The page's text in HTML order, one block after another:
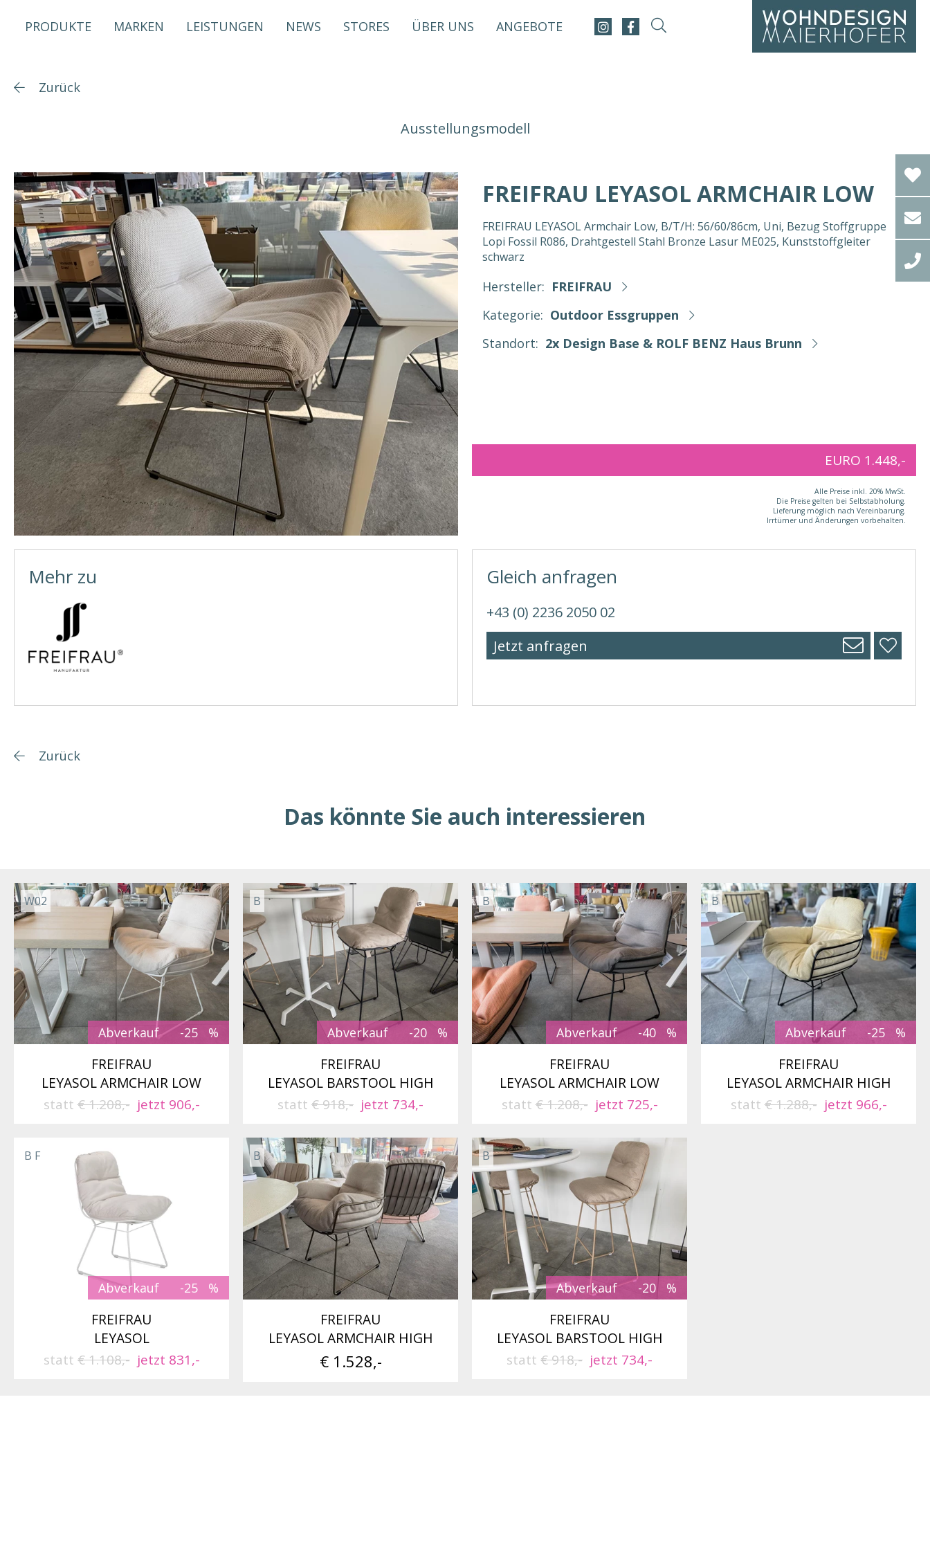
PRODUKTE MARKEN LEISTUNGEN NEWS STORES ÜBER UNS ANGEBOTE
Zurück
Ausstellungsmodell
FREIFRAU LEYASOL ARMCHAIR LOW
FREIFRAU LEYASOL Armchair Low, B/T/H: 56/60/86cm, Uni, Bezug Stoffgruppe
Lopi Fossil R086, Drahtgestell Stahl Bronze Lasur ME025, Kunststoffgleiter
schwarz
Hersteller: FREIFRAU
Kategorie: Outdoor Essgruppen
Standort: 2x Design Base & ROLF BENZ Haus Brunn
EURO 1.448,-
Alle Preise inkl. 20% MwSt.
Die Preise gelten bei Selbstabholung.
Lieferung möglich nach Vereinbarung.
Irrtümer und Änderungen vorbehalten.
Mehr zu Gleich anfragen
+43 (0) 2236 2050 02
Jetzt anfragen
Zurück
Das könnte Sie auch interessieren
Abverkauf -25
W02
FREIFRAU
LEYASOL ARMCHAIR LOW
statt€ 1.208,- jetzt 906,-
Abverkauf -20
B
FREIFRAU
LEYASOL BARSTOOL HIGH
statt € 918,- jetzt 734,-
Abverkauf -40
B
FREIFRAU
LEYASOL ARMCHAIR LOW
statt€ 1.208,- jetzt 725,-
Abverkauf -25
B
FREIFRAU
LEYASOL ARMCHAIR HIGH
statt€ 1.288,- jetzt 966,-
Abverkauf -25
B F
FREIFRAU
LEYASOL
statt€ 1.108,- jetzt 831,-
B
FREIFRAU
LEYASOL ARMCHAIR HIGH
€ 1.528,-
Abverkauf -20
B
FREIFRAU
LEYASOL BARSTOOL HIGH
statt € 918,- jetzt 734,-